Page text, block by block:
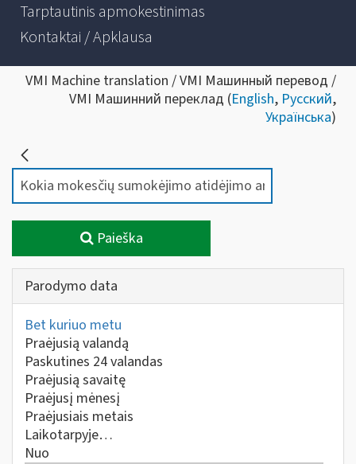
Tarptautinis apmokestinimas
Kontaktai / Apklausa
VMI Machine translation / VMI Машинный перевод /
VMI Машинний переклад (English, Русский,
Українська)
Paieška
Parodymo data
Bet kuriuo metu
Praėjusią valandą
Paskutines 24 valandas
Praėjusią savaitę
Praėjusį mėnesį
Praėjusiais metais
Laikotarpyje…
Nuo